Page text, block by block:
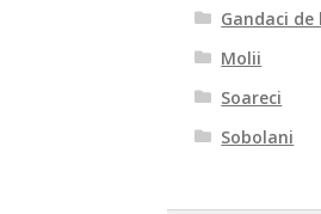
Gandaci
Molii
Soareci
Sobolani